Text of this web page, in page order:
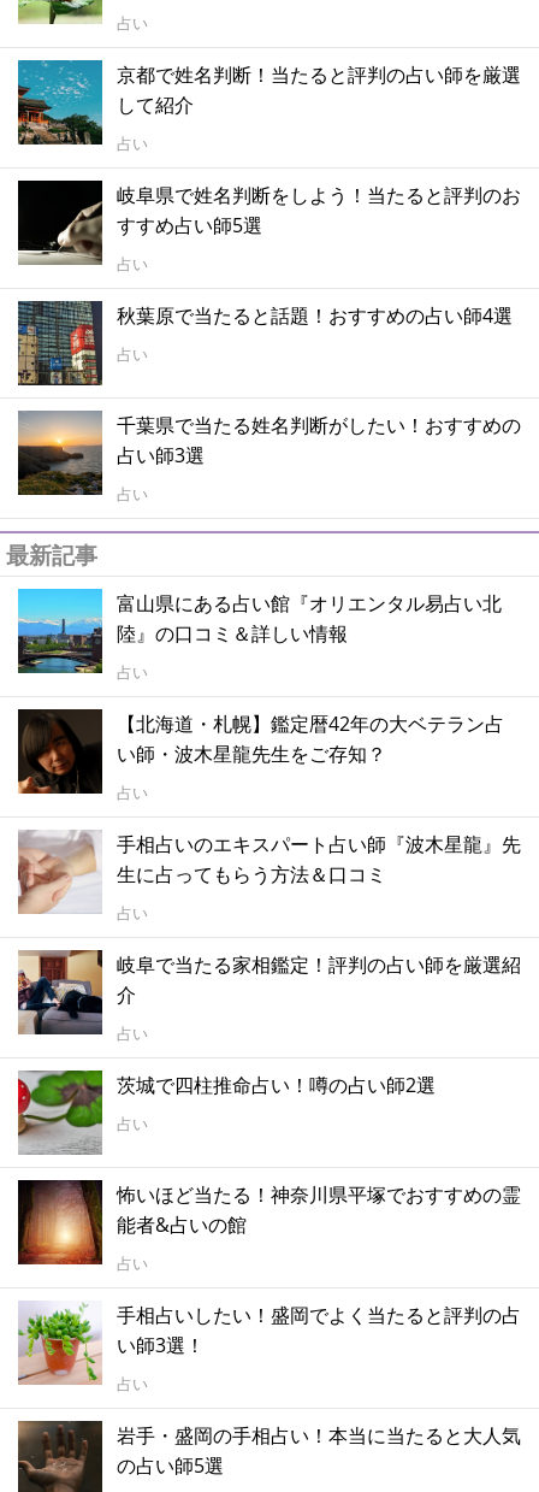
占い
京都で姓名判断！当たると評判の占い師を厳選
して紹介
占い
岐阜県で姓名判断をしよう！当たると評判のお
すすめ占い師5選
占い
秋葉原で当たると話題！おすすめの占い師4選
占い
千葉県で当たる姓名判断がしたい！おすすめの
占い師3選
占い
最新記事
富山県にある占い館『オリエンタル易占い北
陸』の口コミ＆詳しい情報
占い
【北海道・札幌】鑑定暦42年の大ベテラン占
い師・波木星龍先生をご存知？
占い
手相占いのエキスパート占い師『波木星龍』先
生に占ってもらう方法＆口コミ
占い
岐阜で当たる家相鑑定！評判の占い師を厳選紹
介
占い
茨城で四柱推命占い！噂の占い師2選
占い
怖いほど当たる！神奈川県平塚でおすすめの霊
能者&占いの館
占い
手相占いしたい！盛岡でよく当たると評判の占
い師3選！
占い
岩手・盛岡の手相占い！本当に当たると大人気
の占い師5選